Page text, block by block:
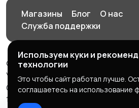
Магазины Блог
О нас
Служба поддержки
© 2026 Орен-АЙ - Авто |
Услуги
Создал Карусов Е.С ООО "ЦПК"
1235600008841
Используем куки и
технологии
Это чтобы сайт работал лучше.
соглашаетесь на использование